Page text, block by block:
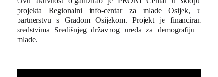
projekta Regionalni info-centar za mlade Osijek, u
partnerstvu s Gradom Osijekom. Projekt je financiran
sredstvima Središnjeg državnog ureda za demografiju i
mlade.